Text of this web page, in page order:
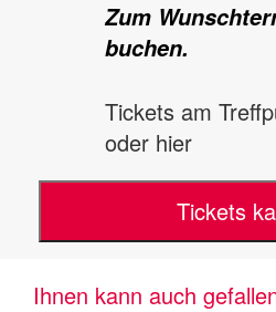
Zum
buchen.
Tickets am
oder hier
Tickets
Ihnen kann auch